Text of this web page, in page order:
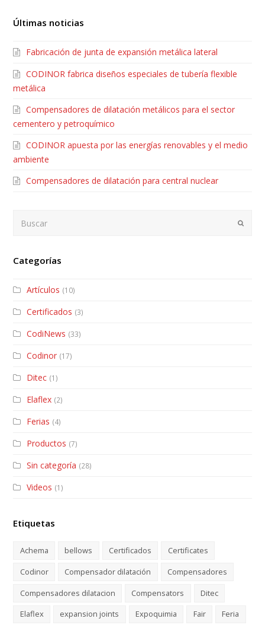
Últimas noticias
Fabricación de junta de expansión metálica lateral
CODINOR fabrica diseños especiales de tubería flexible
metálica
Compensadores de dilatación metálicos para el sector
cementero y petroquímico
CODINOR apuesta por las energías renovables y el medio
ambiente
Compensadores de dilatación para central nuclear
Categorías
Artículos (10)
Certificados (3)
CodiNews (33)
Codinor (17)
Ditec (1)
Elaflex (2)
Ferias (4)
Productos (7)
Sin categoría (28)
Videos (1)
Etiquetas
Achema bellows Certificados
Certificates
Codinor
Compensador dilatación
Compensadores
Compensadores dilatacion
Compensators
Ditec
Elaflex
expansion joints Expoquimia Fair
Feria